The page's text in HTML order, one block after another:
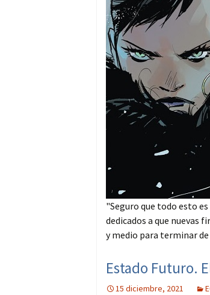
"Seguro que todo esto
dedicados a que nuevas
y medio para terminar
Estado Futuro.
15 diciembre, 2021